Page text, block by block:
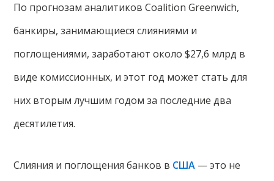
По прогнозам аналитиков Coalition Greenwich,
банкиры, занимающиеся слияниями и
поглощениями, заработают около $27,6 млрд в
виде комиссионных, и этот год может стать для
них вторым лучшим годом за последние два
десятилетия.
Слияния и поглощения банков в США — это не